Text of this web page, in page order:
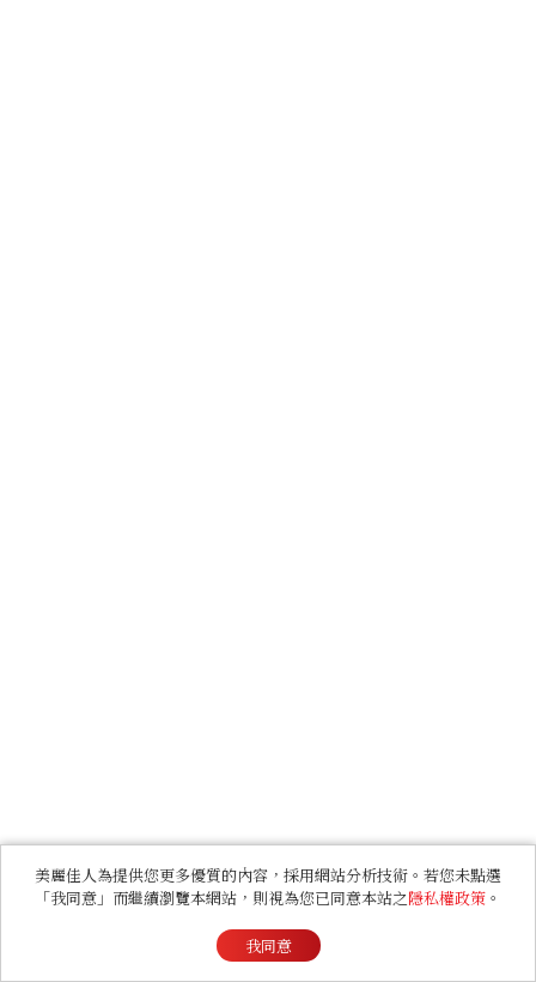
美麗佳人為提供您更多優質的內容，採用網站分析技術。若您未點選
「我同意」而繼續瀏覽本網站，則視為您已同意本站之隱私權政策 。
我同意